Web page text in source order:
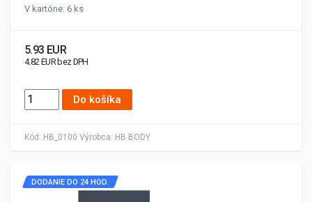
Kód: HB_0100 Výrobca: HB BODY
V kartóne: 6 ks
5.93 EUR
4.82 EUR bez DPH
Do košíka
DODANIE DO 24 HOD.